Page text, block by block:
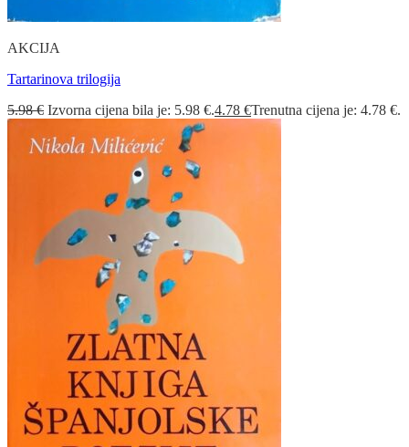
AKCIJA
Tartarinova trilogija
5.98€ Izvorna cijena bila je: 5.98 €.4.78 €Trenutna cijena je: 4.78 €.